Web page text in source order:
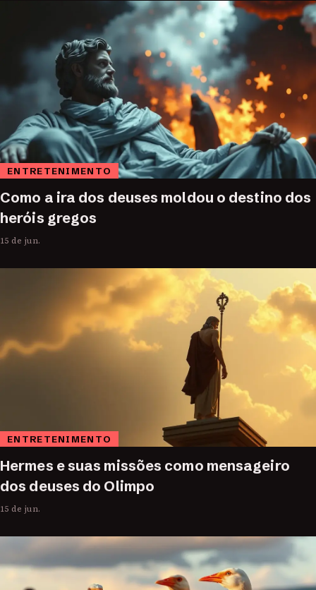
ENTRETENIMENTO
Como a ira dos deuses moldou o destino dos
heróis gregos
15 de jun.
ENTRETENIMENTO
Hermes e suas missões como mensageiro
dos deuses do Olimpo
15 de jun.